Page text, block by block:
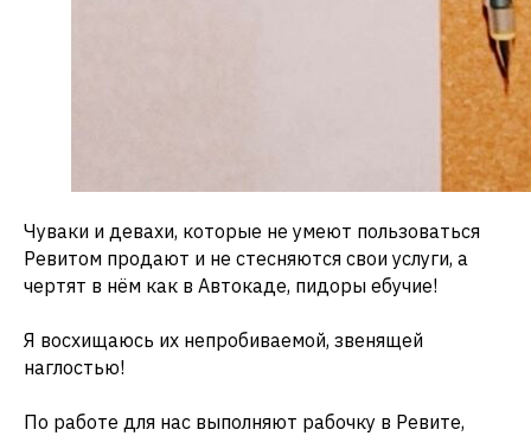
Чуваки и девахи, которые не умеют пользоваться
Ревитом продают и не стесняются свои услуги, а
чертят в нём как в Автокаде, пидоры ебучие!
Я восхищаюсь их непробиваемой, звенящей
наглостью!
По работе для нас выполняют рабочку в Ревите,